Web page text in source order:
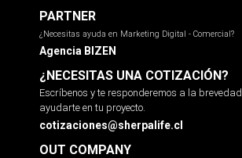
PARTNER
¿Necesitas ayuda en Marketing Digital - Comercial?
Agencia BIZEN
¿NECESITAS UNA COTIZACIÓN?
Escríbenos y te responderemos a la
ayudarte en tu proyecto.
cotizaciones@sherpalife.cl
OUT COMPANY